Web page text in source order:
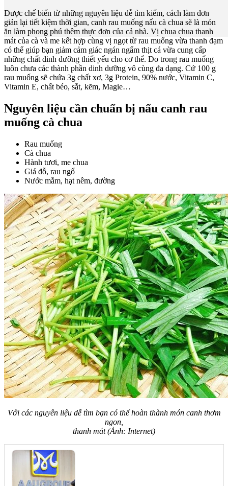
Được chế biến từ những nguyên liệu dễ tìm kiếm, cách làm đơn
giản lại tiết kiệm thời gian, canh rau muống nấu cà chua sẽ là món
ăn làm phong phú thêm thực đơn của cả nhà. Vị chua chua thanh
mát của cà và me kết hợp cùng vị ngọt từ rau muống vừa thanh đạm
có thể giúp bạn giảm cảm giác ngán ngẩm thịt cá vừa cung cấp
những chất dinh dưỡng thiết yếu cho cơ thể. Do trong rau muống
luôn chưa các thành phần dinh dưỡng vô cùng đa dạng. Cứ 100 g
rau muống sẽ chứa 3g chất xơ, 3g Protein, 90% nước, Vitamin C,
Vitamin E, chất béo, sắt, kẽm, Magie…
Nguyên liệu cần chuẩn bị nấu canh rau
muống cà chua
Rau muống
Cà chua
Hành tươi, me chua
Giá đỗ, rau ngổ
Nước mắm, hạt nêm, đường
Với các nguyên liệu dễ tìm bạn có thể hoàn thành món canh thơm
ngon,
thanh mát (Ảnh: Internet)